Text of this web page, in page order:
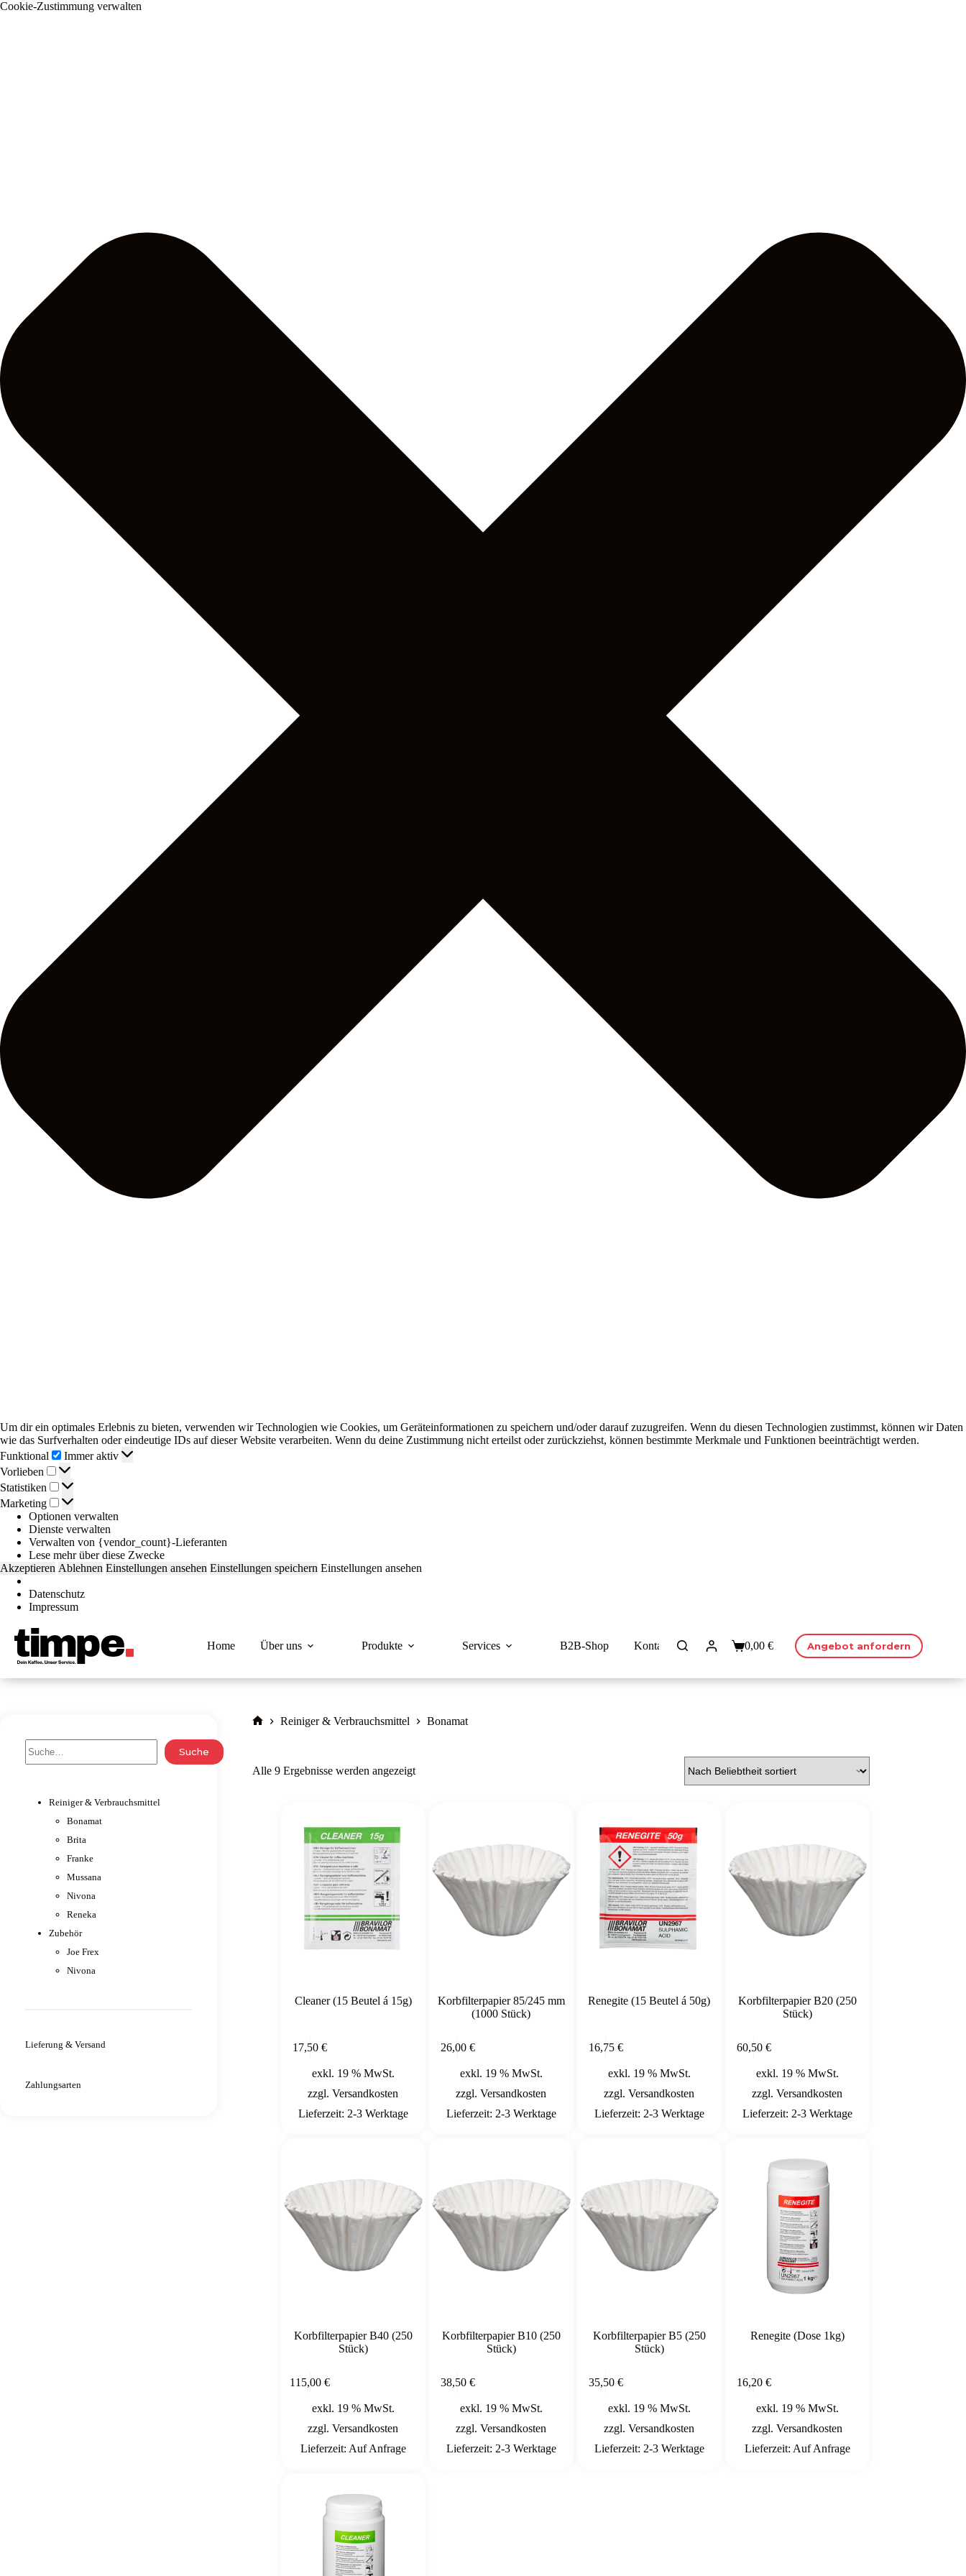
Cookie-Zustimmung verwalten
Um dir ein optimales Erlebnis zu bieten, verwenden wir Technologien wie Cookies, um Geräteinformationen zu speichern und/oder darauf zuzugreifen. Wenn du diesen Technologien zustimmst, können wir Daten
wie das Surfverhalten oder eindeutige IDs auf dieser Website verarbeiten. Wenn du deine Zustimmung nicht erteilst oder zurückziehst, können bestimmte Merkmale und Funktionen beeinträchtigt werden.
Funktional
Funktional
Immer aktiv
Vorlieben
Vorlieben
Statistiken Statistiken
Marketing Marketing
Optionen verwalten
Dienste verwalten
Verwalten von {vendor_count}-Lieferanten
Lese mehr über diese Zwecke
Akzeptieren Ablehnen Einstellungen ansehen Einstellungen speichern Einstellungen ansehen
Datenschutz
Impressum
Inhalt
springen
Home Über uns Produkte Services B2B-Shop Kontakt Warenkorb
0,00 € Angebot anfordern
Reiniger & Verbrauchsmittel Bonamat
Alle 9 Ergebnisse werden angezeigtNach
Cleaner (15 Beutel á 15g)
17,50 €
exkl. 19 % MwSt.
zzgl.Versandkosten
Lieferzeit: 2-3 Werktage
Korbfilterpapier 85/245 mm
(1000 Stück)
26,00 €
exkl. 19 % MwSt.
zzgl.Versandkosten
Lieferzeit: 2-3 Werktage
Renegite (15 Beutel á 50g)
16,75 €
exkl. 19 % MwSt.
zzgl.Versandkosten
Lieferzeit: 2-3 Werktage
Korbfilterpapier B20 (250
Stück)
60,50 €
exkl. 19 % MwSt.
zzgl.Versandkosten
Lieferzeit: 2-3 Werktage
Korbfilterpapier B40 (250
Stück)
115,00 €
exkl. 19 % MwSt.
zzgl.Versandkosten
Lieferzeit: Auf Anfrage
Korbfilterpapier B10 (250
Stück)
38,50 €
exkl. 19 % MwSt.
zzgl.Versandkosten
Lieferzeit: 2-3 Werktage
Korbfilterpapier B5 (250
Stück)
35,50 €
exkl. 19 % MwSt.
zzgl.Versandkosten
Lieferzeit: 2-3 Werktage
Renegite (Dose 1kg)
16,20 €
exkl. 19 % MwSt.
zzgl.Versandkosten
Lieferzeit: Auf Anfrage
Suche
Reiniger & Verbrauchsmittel
Bonamat
Brita
Franke
Mussana
Nivona
Reneka
Zubehör
Joe Frex
Nivona
Lieferung & Versand
Zahlungsarten